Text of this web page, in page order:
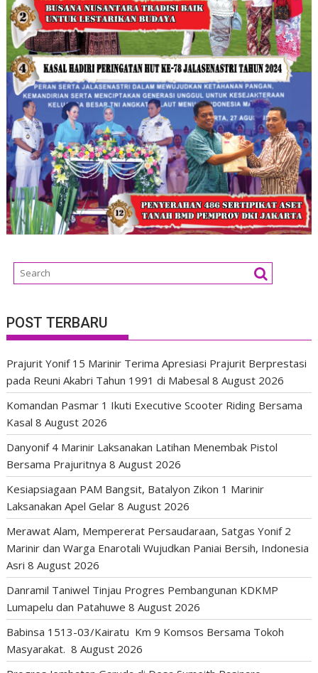
POST TERBARU
Prajurit Yonif 15 Marinir Terima Apresiasi Prajurit Berprestasi
pada Reuni Akabri Tahun 1991 di Mabesal 8 August 2026
Komandan Pasmar 1 Ikuti Executive Scooter Riding Bersama
Kasal 8 August 2026
Danyonif 4 Marinir Laksanakan Latihan Menembak Pistol
Bersama Prajuritnya 8 August 2026
Kesiapsiagaan PAM Bangsit, Batalyon Zikon 1 Marinir
Laksanakan Apel Gelar 8 August 2026
Merawat Alam, Mempererat Persaudaraan, Satgas Yonif 2
Marinir dan Warga Enarotali Wujudkan Paniai Bersih, Indonesia
Asri 8 August 2026
Danramil Taniwel Tinjau Progres Pembangunan KDKMP
Lumapelu dan Patahuwe 8 August 2026
Babinsa 1513-03/Kairatu Km 9 Komsos Bersama Tokoh
Masyarakat. 8 August 2026